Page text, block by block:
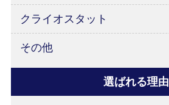
クライオスタット
その他
選ばれる理由